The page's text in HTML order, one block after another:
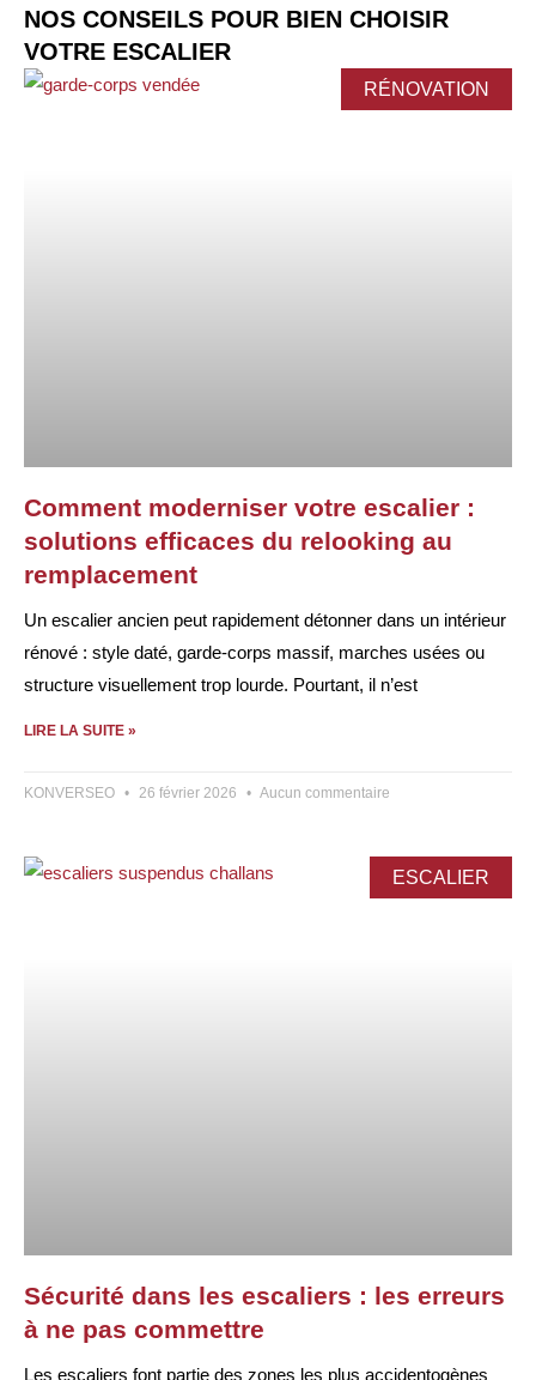
NOS CONSEILS POUR BIEN CHOISIR
VOTRE ESCALIER
RÉNOVATION
Comment moderniser votre escalier :
solutions efficaces du relooking au
remplacement
Un escalier ancien peut rapidement détonner dans un intérieur
rénové : style daté, garde-corps massif, marches usées ou
structure visuellement trop lourde. Pourtant, il n’est
LIRE LA SUITE »
KONVERSEO 26 février 2026 Aucun commentaire
ESCALIER
Sécurité dans les escaliers : les erreurs
à ne pas commettre
Les escaliers font partie des zones les plus accidentogènes